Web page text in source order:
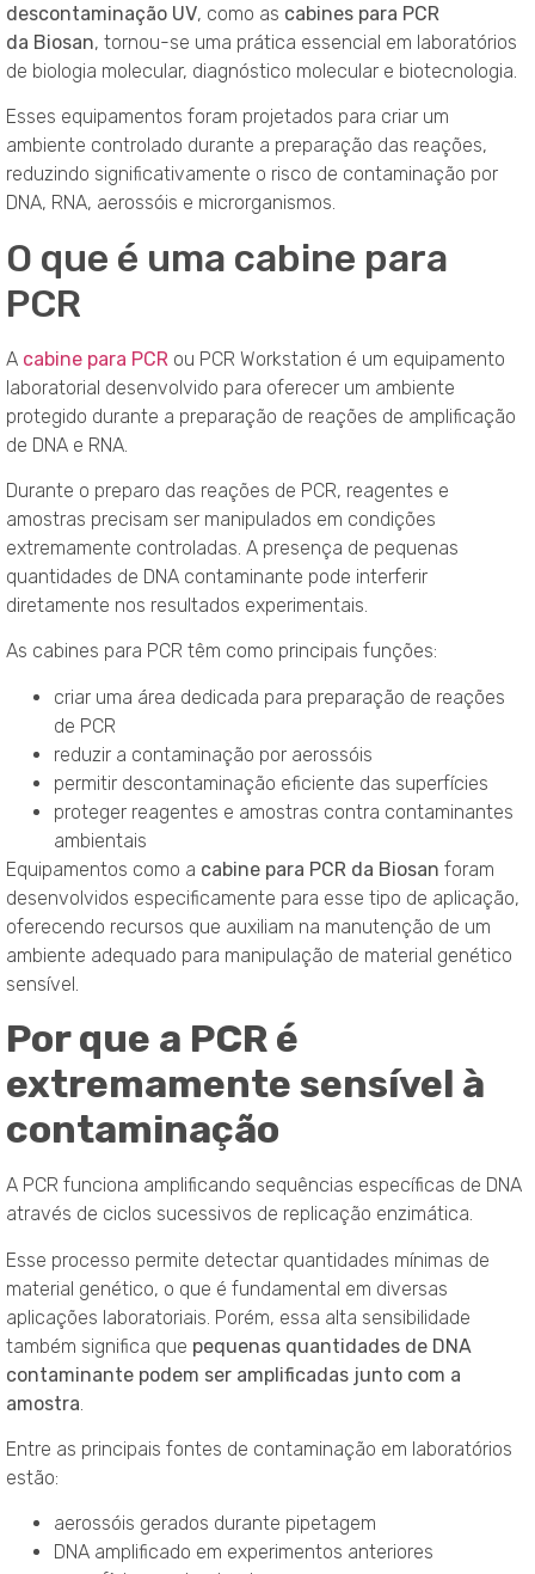
descontaminação UV, como as cabines para PCR
da Biosan, tornou-se uma prática essencial em laboratórios
de biologia molecular, diagnóstico molecular e biotecnologia.
Esses equipamentos foram projetados para criar um
ambiente controlado durante a preparação das reações,
reduzindo significativamente o risco de contaminação por
DNA, RNA, aerossóis e microrganismos.
O que é uma cabine para
PCR
A cabine para PCR ou PCR Workstation é um equipamento
laboratorial desenvolvido para oferecer um ambiente
protegido durante a preparação de reações de amplificação
de DNA e RNA.
Durante o preparo das reações de PCR, reagentes e
amostras precisam ser manipulados em condições
extremamente controladas. A presença de pequenas
quantidades de DNA contaminante pode interferir
diretamente nos resultados experimentais.
As cabines para PCR têm como principais funções:
criar uma área dedicada para preparação de reações
de PCR
reduzir a contaminação por aerossóis
permitir descontaminação eficiente das superfícies
proteger reagentes e amostras contra contaminantes
ambientais
Equipamentos como a cabine para PCR da Biosan foram
desenvolvidos especificamente para esse tipo de aplicação,
oferecendo recursos que auxiliam na manutenção de um
ambiente adequado para manipulação de material genético
sensível.
Por que a PCR é
extremamente sensível à
contaminação
A PCR funciona amplificando sequências específicas de DNA
através de ciclos sucessivos de replicação enzimática.
Esse processo permite detectar quantidades mínimas de
material genético, o que é fundamental em diversas
aplicações laboratoriais. Porém, essa alta sensibilidade
também significa que pequenas quantidades de DNA
contaminante podem ser amplificadas junto com a
amostra
Entre as principais fontes de contaminação em laboratórios
estão:
aerossóis gerados durante pipetagem
DNA amplificado em experimentos anteriores